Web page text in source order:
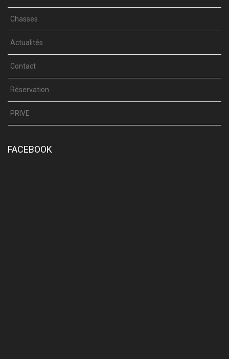
Chasses
Actualités
Contact
Réservation
PRIVE
FACEBOOK